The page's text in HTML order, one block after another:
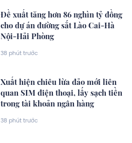
Đề xuất tăng hơn 86 nghìn tỷ đồng
cho dự án đường sắt Lào Cai-Hà
Nội-Hải Phòng
38 phút trước
Xuất hiện chiêu lừa đảo mới liên
quan SIM điện thoại, lấy sạch tiền
trong tài khoản ngân hàng
38 phút trước